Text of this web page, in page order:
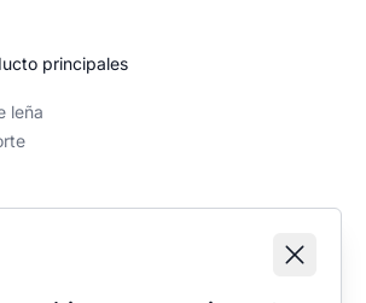
principales
leña